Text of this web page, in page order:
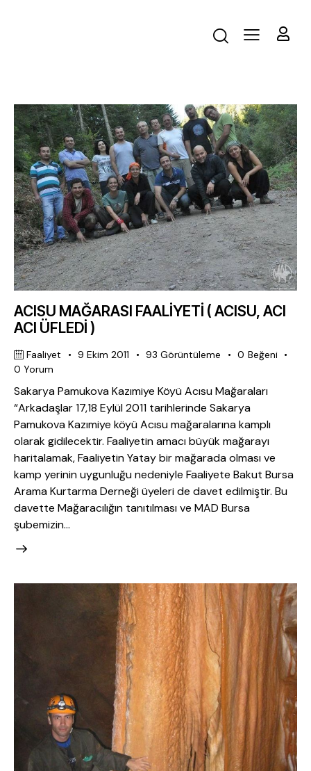
ACISU MAĞARASI FAALİYETİ ( ACISU, ACI
ACI ÜFLEDİ )
Faaliyet 9 Ekim 2011 93 Görüntüleme 0 Beğeni
0 Yorum
Sakarya Pamukova Kazımiye Köyü Acısu Mağaraları
“Arkadaşlar 17,18 Eylül 2011 tarihlerinde Sakarya
Pamukova Kazımiye köyü Acısu mağaralarına kamplı
olarak gidilecektir. Faaliyetin amacı büyük mağarayı
haritalamak, Faaliyetin Yatay bir mağarada olması ve
kamp yerinin uygunluğu nedeniyle Faaliyete Bakut Bursa
Arama Kurtarma Derneği üyeleri de davet edilmiştir. Bu
davette Mağaracılığın tanıtılması ve MAD Bursa
şubemizin…